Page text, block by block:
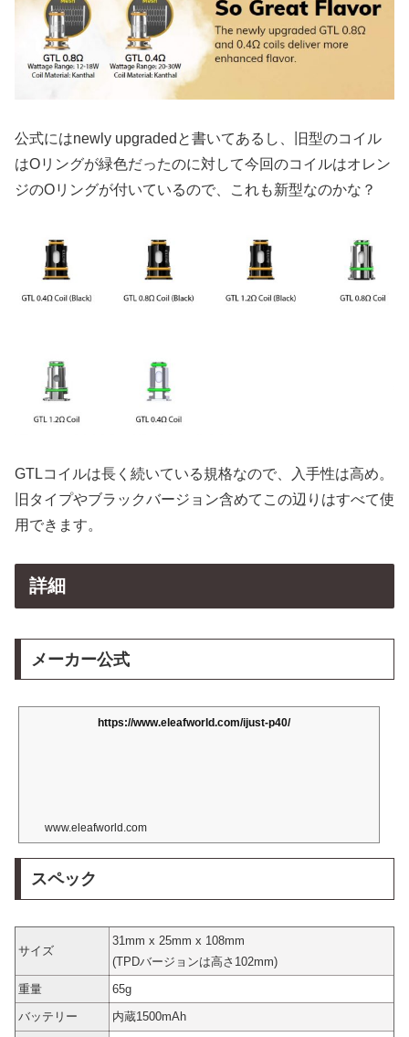
公式にはnewly upgradedと書いてあるし、旧型のコイル
はOリングが緑色だったのに対して今回のコイルはオレン
ジのOリングが付いているので、これも新型なのかな？
GTLコイルは長く続いている規格なので、入手性は高め。
旧タイプやブラックバージョン含めてこの辺りはすべて使
用できます。
詳細
メーカー公式
https://www.eleafworld.com/ijust-p40/
www.eleafworld.com
スペック
サイズ
31mm x 25mm x 108mm
(TPDバージョンは高さ102mm)
重量
65g
バッテリー
内蔵1500mAh